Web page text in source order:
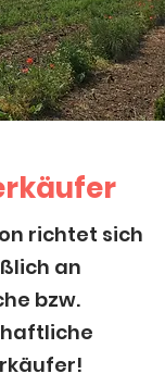
richtet sich
an
bzw.